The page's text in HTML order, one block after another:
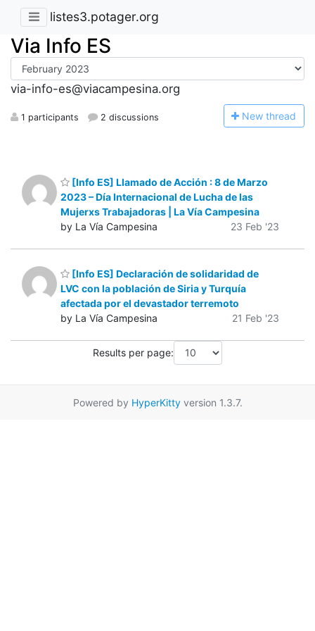
listes3.potager.org
Via Info ES
via-info-es@viacampesina.org
1 participants 2 discussions New thread
[Info ES] Llamado de Acción : 8 de Marzo
2023 – Día Internacional de Lucha de las
Mujerxs Trabajadoras | La Vía Campesina
by La Vía Campesina
23 Feb '23
[Info ES] Declaración de solidaridad de
LVC con la población de Siria y Turquía
afectada por el devastador terremoto
by La Vía Campesina
21 Feb '23
Results per page:
Powered by HyperKittyversion 1.3.7.